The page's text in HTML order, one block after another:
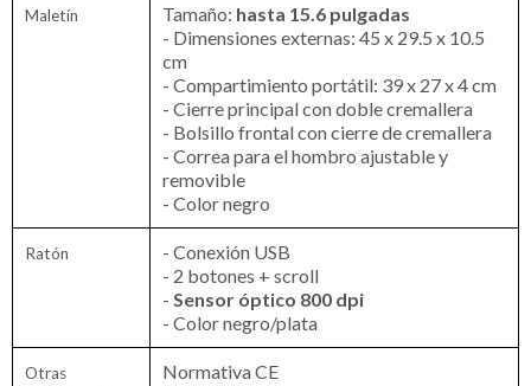
Maletín Tamaño: hasta 15.6 pulgadas
- Dimensiones externas: 45 x 29.5 x 10.5
cm
- Compartimiento portátil: 39 x 27 x 4 cm
- Cierre principal con doble cremallera
- Bolsillo frontal con cierre de cremallera
- Correa para el hombro ajustable y
removible
- Color negro
Ratón
- Conexión USB
- 2 botones + scroll
- Sensor óptico 800 dpi
- Color negro/plata
Otras
Normativa CE